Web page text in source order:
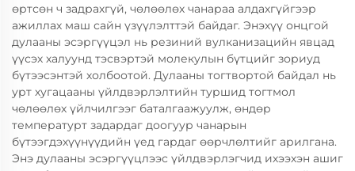
өртсөн ч задрахгүй, чөлөөлөх чанараа алдахгүйгээр
ажиллах маш сайн үзүүлэлттэй байдаг. Энэхүү онцгой
дулааны эсэргүүцэл нь резиний вулканизацийн явцад
үүсэх халуунд тэсвэртэй молекулын бүтцийг зориуд
бүтээсэнтэй холбоотой. Дулааны тогтвортой байдал нь
урт хугацааны үйлдвэрлэлтийн туршид тогтмол
чөлөөлөх үйлчилгээг баталгаажуулж, өндөр
температурт задардаг доогуур чанарын
бүтээгдэхүүнүүдийн үед гардаг өөрчлөлтийг арилгана.
Энэ дулааны эсэргүүцлээс үйлдвэрлэгчид ихээхэн ашиг